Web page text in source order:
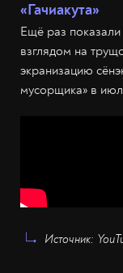
«Гачиакута»
Ещё раз
взглядом на
экранизацию
мусорщика» в
Источник: